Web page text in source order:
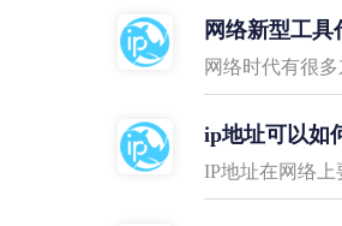
网络新型工具
网络时代有很
ip地址可以如
IP地址在网络